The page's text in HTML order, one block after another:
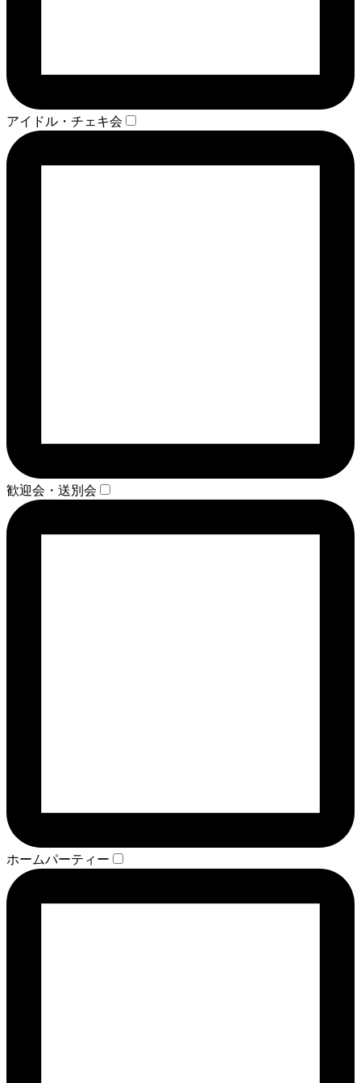
アイドル・チェキ会
歓迎会・送別会
ホームパーティー